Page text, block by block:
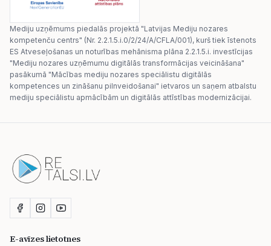
Mediju uzņēmums piedalās projektā "Latvijas Mediju nozares
kompetenču centrs" (Nr. 2.2.1.5.i.0/2/24/A/CFLA/001), kurš tiek īstenots
ES Atveseļošanas un noturības mehānisma plāna 2.2.1.5.i. investīcijas
"Mediju nozares uzņēmumu digitālās transformācijas veicināšana"
pasākumā "Mācības mediju nozares speciālistu digitālās
kompetences un zināšanu pilnveidošanai" ietvaros un saņem atbalstu
mediju speciālistu apmācībām un digitālās attīstības modernizācijai.
E-avīzes lietotnes